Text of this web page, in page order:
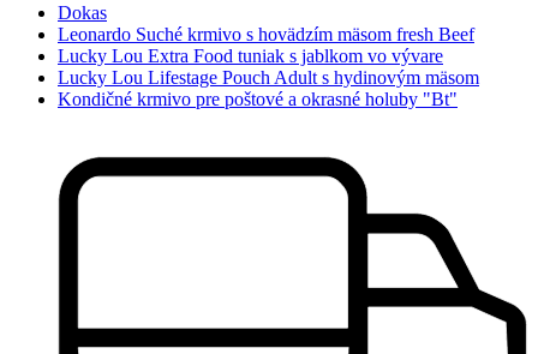
Dokas
Leonardo Suché krmivo s hovädzím mäsom fresh Beef
Lucky Lou Extra Food tuniak s jablkom vo vývare
Lucky Lou Lifestage Pouch Adult s hydinovým mäsom
Kondičné krmivo pre poštové a okrasné holuby "Bt"